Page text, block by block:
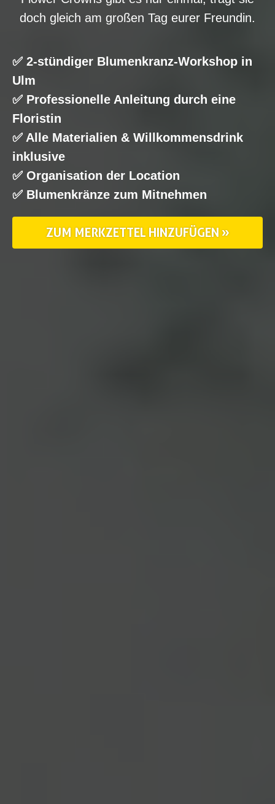
doch gleich am großen Tag eurer Freundin.
✅ 2-stündiger Blumenkranz-Workshop in
Ulm
✅ Professionelle Anleitung durch eine
Floristin
✅ Alle Materialien & Willkommensdrink
inklusive
✅ Organisation der Location
✅ Blumenkränze zum Mitnehmen
ZUM MERKZETTEL HINZUFÜGEN »